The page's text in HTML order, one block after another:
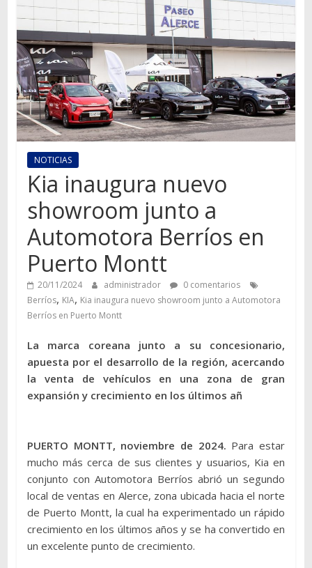
camiones,
motos,
información
del
mundo
del
transporte
NOTICIAS
Kia inaugura nuevo
showroom junto a
Automotora Berríos en
Puerto Montt
20/11/2024 administrador
0 comentarios
Berríos, KIA, Kia inaugura nuevo showroom junto a Automotora
Berríos en Puerto Montt
La marca coreana junto a su concesionario,
apuesta por el desarrollo de la región, acercando
la venta de vehículos en una zona de gran
expansión y crecimiento en los últimos añ
PUERTO MONTT, noviembre de 2024. Para estar
mucho más cerca de sus clientes y usuarios, Kia en
conjunto con Automotora Berríos abrió un segundo
local de ventas en Alerce, zona ubicada hacia el norte
de Puerto Montt, la cual ha experimentado un rápido
crecimiento en los últimos años y se ha convertido en
un excelente punto de crecimiento.